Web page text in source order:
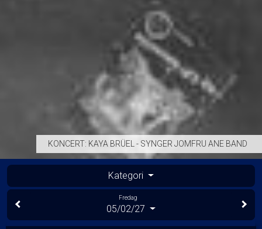
KONCERT: KAYA BRÜEL - SYNGER JOMFRU ANE BAND
Kategori
Fredag
05/02/27